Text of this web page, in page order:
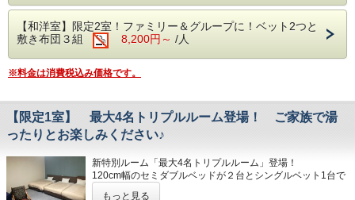
■注意点■
・【チェックイン】16:00～、【チェックアウト】～10:00
・お部屋は全て禁煙です。喫煙は各喫煙スペースにてお願い
します。
・入れ墨・タトゥーやシール等のある方はご入館いただけま
せん。
ちびっこエリア（0才～3才）
キッズエリア（4才～6才）
※7才以上のお子様はご利用いただけません。
ベビールーム完備（授乳室／おむつ台）
■朝食■
※午前6:00～9:00の間にお召しあがりください。
■無料駐車場■
普通車300台完備
■未就学のお子様■
・おむつの取れていないお子様は大浴場の利用に制限がござ
膳の４種類からお一つお選びいただけます！
※お食事によってはお時間かかるものがござ
います。
あらかじめご了承ください。
※営業時間の都合上、20:30までにレストランにお越し
ください
なかった場合の返金対応は致しません
※料理の内容は、仕入れ状況により変更になる場合が
【和洋室】限定2室！ファミリー＆グループに！ベット2つと
敷き布団３組
8,200円～ /人
※料金は消費税込み価格です。
【限定1室】 最大4名トリプルルーム登場！ ご家族で湯
ったりとお楽しみください♪
新特別ルーム「最大4名トリプルルーム」登場！
120cm幅のセミダブルベッドが２台とシングルベット1台で
もっと見る